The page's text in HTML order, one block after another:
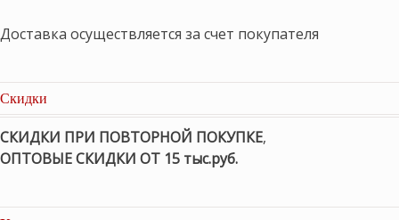
Доставка осуществляется за счет покупателя
Скидки
СКИДКИ ПРИ ПОВТОРНОЙ ПОКУПКЕ,
ОПТОВЫЕ СКИДКИ ОТ 15 тыс.руб.